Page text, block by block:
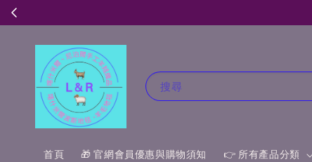
搜尋
首頁 🎁 官網會員優惠與購物須知 👉 所有產品分類